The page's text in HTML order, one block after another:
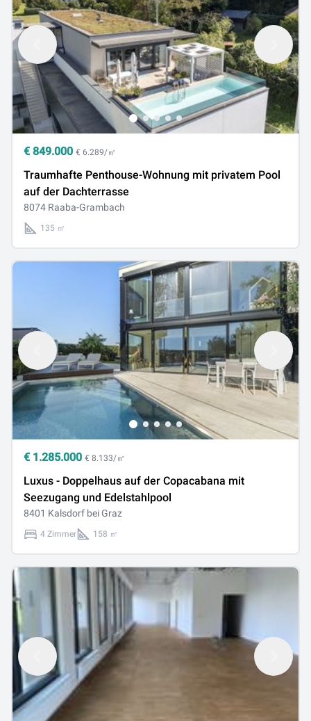
€ 849.000 € 6.289/㎡
Traumhafte Penthouse-Wohnung mit privatem Pool
auf der Dachterrasse
8074 Raaba-Grambach
135 ㎡
€ 1.285.000 € 8.133/㎡
Luxus - Doppelhaus auf der Copacabana mit
Seezugang und Edelstahlpool
8401 Kalsdorf bei Graz
4 Zimmer 158 ㎡